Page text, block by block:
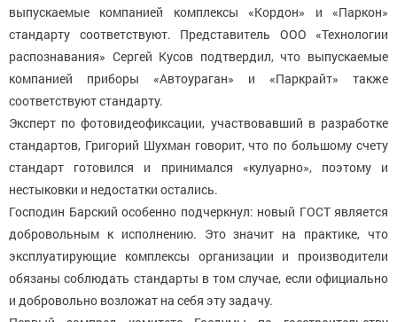
выпускаемые компанией комплексы «Кордон» и «Паркон»
стандарту соответствуют. Представитель ООО «Технологии
распознавания» Сергей Кусов подтвердил, что выпускаемые
компанией приборы «Автоураган» и «Паркрайт» также
соответствуют стандарту.
Эксперт по фотовидеофиксации, участвовавший в разработке
стандартов, Григорий Шухман говорит, что по большому счету
стандарт готовился и принимался «кулуарно», поэтому и
нестыковки и недостатки остались.
Господин Барский особенно подчеркнул: новый ГОСТ является
добровольным к исполнению. Это значит на практике, что
эксплуатирующие комплексы организации и производители
обязаны соблюдать стандарты в том случае, если официально
и добровольно возложат на себя эту задачу.